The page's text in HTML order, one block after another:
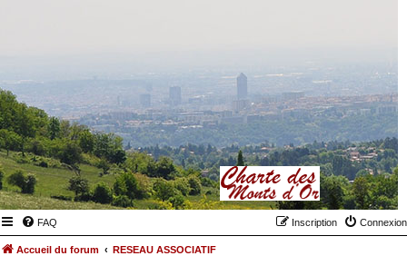
FAQ Connexion
Inscription
Accueil du forum RESEAU ASSOCIATIF